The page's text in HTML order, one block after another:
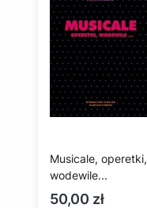
Musicale, operetki,
wodewile...
Cena
50,00 zł